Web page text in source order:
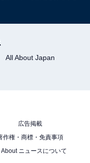
の女性俳優」ランキン
1位は？
All About Japan
広告掲載
作権・商標・免責事項
About ニュースについて